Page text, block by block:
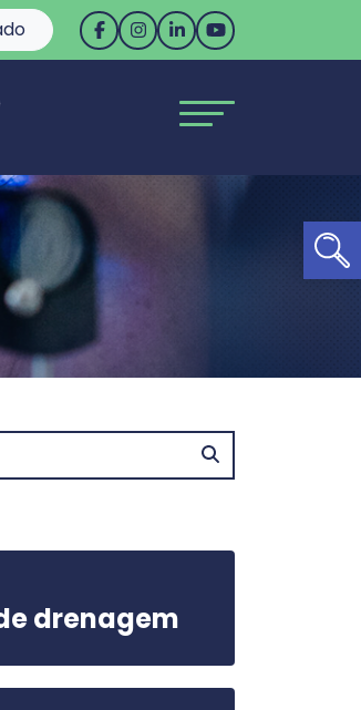
drenagem